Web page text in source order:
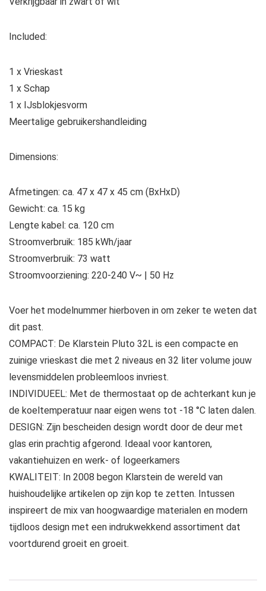
Included:
1 x Vrieskast
1 x Schap
1 x IJsblokjesvorm
Meertalige gebruikershandleiding
Dimensions:
Afmetingen: ca. 47 x 47 x 45 cm (BxHxD)
Gewicht: ca. 15 kg
Lengte kabel: ca. 120 cm
Stroomverbruik: 185 kWh/jaar
Stroomverbruik: 73 watt
Stroomvoorziening: 220-240 V~ | 50 Hz
Voer het modelnummer hierboven in om zeker te weten dat
dit past.
COMPACT: De Klarstein Pluto 32L is een compacte en
zuinige vrieskast die met 2 niveaus en 32 liter volume jouw
levensmiddelen probleemloos invriest.
INDIVIDUEEL: Met de thermostaat op de achterkant kun je
de koeltemperatuur naar eigen wens tot -18 °C laten dalen.
DESIGN: Zijn bescheiden design wordt door de deur met
glas erin prachtig afgerond. Ideaal voor kantoren,
vakantiehuizen en werk- of logeerkamers
KWALITEIT: In 2008 begon Klarstein de wereld van
huishoudelijke artikelen op zijn kop te zetten. Intussen
inspireert de mix van hoogwaardige materialen en modern
tijdloos design met een indrukwekkend assortiment dat
voortdurend groeit en groeit.